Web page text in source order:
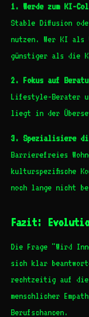
1. Werde zum KI-
Stable Diffusion
nutzen. Wer KI als
günstiger als die
2. Fokus auf
Lifestyle-Berater
liegt in der
3. Spezialisiere
Barrierefreies
kulturspezifische
noch lange nicht
Fazit:
Die Frage "Wird
sich klar
rechtzeitig auf die
menschlicher
Berufschancen.